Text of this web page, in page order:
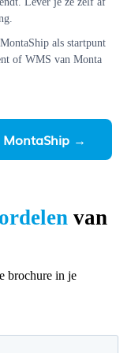
als startpunt
of WMS van Monta
→
van
brochure in je